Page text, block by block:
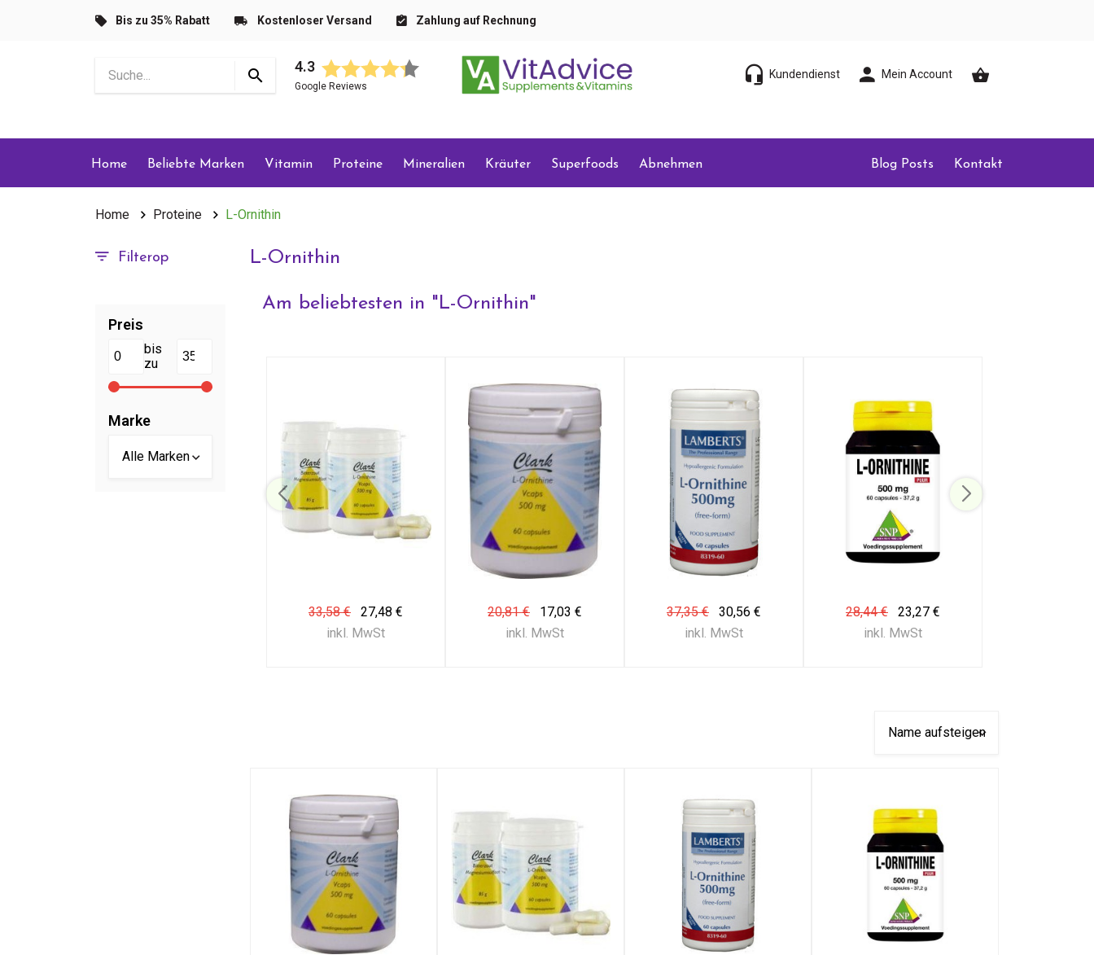
Bis zu 35% Rabatt Kostenloser Versand Zahlung auf Rechnung
4.3
Google Reviews
Kundendienst Mein Account
Home Beliebte Marken Vitamin Proteine Mineralien Kräuter Superfoods Abnehmen Blog Posts Kontakt
Home Proteine L-Ornithin
Filterop
Preis
bis
zu
Marke
L-Ornithin
Am beliebtesten in "L-Ornithin"
33,58 €
27,48 €
inkl. MwSt
20,81 €
17,03 €
inkl. MwSt
37,35 €
30,56 €
inkl. MwSt
28,44 €
23,27 €
inkl. MwSt